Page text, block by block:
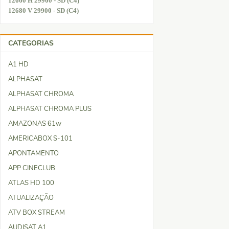
12680 V 29900 - SD (C4)
CATEGORIAS
A1 HD
ALPHASAT
ALPHASAT CHROMA
ALPHASAT CHROMA PLUS
AMAZONAS 61w
AMERICABOX S-101
APONTAMENTO
APP CINECLUB
ATLAS HD 100
ATUALIZAÇÃO
ATV BOX STREAM